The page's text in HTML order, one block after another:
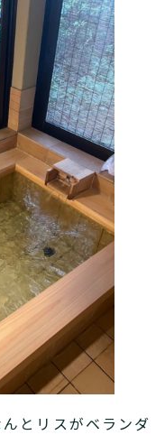
とリスがベランダ